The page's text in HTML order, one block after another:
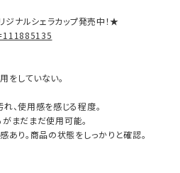
ナルシェラカップ発売中！★
をしていない。
れ、使用感を感じる程度。
がまだまだ使用可能。
あり。商品の状態をしっかりと確認。